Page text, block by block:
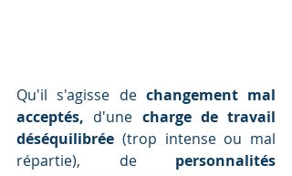
Qu'il s'agisse de changement mal
acceptés, d'une charge de travail
déséquilibrée (trop intense ou mal
répartie), de personnalités